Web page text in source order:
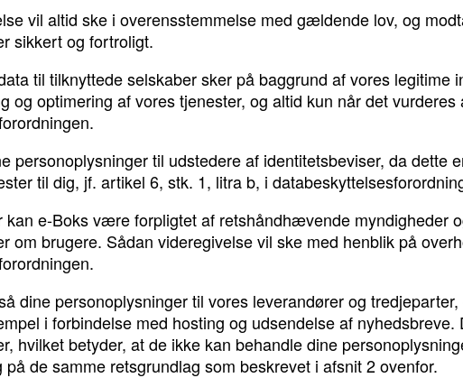
vil altid ske i overensstemmelse med gældende lov, og
sikkert og fortroligt.
til tilknyttede selskaber sker på baggrund af vores
og optimering af vores tjenester, og altid kun når det
personoplysninger til udstedere af identitetsbeviser, da dette
til dig, jf. artikel 6, stk. 1, litra b, i
kan e-Boks være forpligtet af retshåndhævende myndigheder
om brugere. Sådan videregivelse vil ske med henblik på
dine personoplysninger til vores leverandører og
i forbindelse med hosting og udsendelse af
hvilket betyder, at de ikke kan behandle dine
de samme retsgrundlag som beskrevet i afsnit 2 ovenfor.